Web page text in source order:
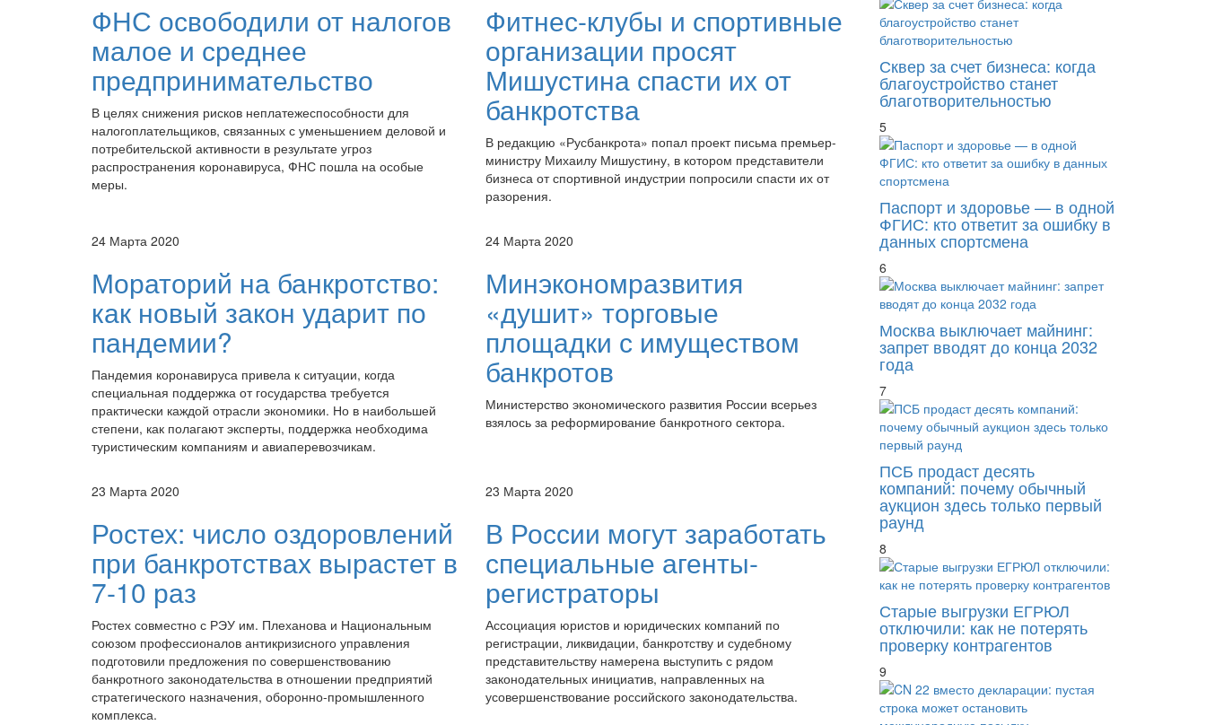
ФНС освободили от налогов
малое и среднее
предпринимательство
В целях снижения рисков неплатежеспособности для
налогоплательщиков, связанных с уменьшением деловой и
потребительской активности в результате угроз
распространения коронавируса, ФНС пошла на особые
меры.
Фитнес-клубы и спортивные
организации просят
Мишустина спасти их от
банкротства
В редакцию «Русбанкрота» попал проект письма премьер-
министру Михаилу Мишустину, в котором представители
бизнеса от спортивной индустрии попросили спасти их от
разорения.
24 Марта 2020
Мораторий на банкротство:
как новый закон ударит по
пандемии?
Пандемия коронавируса привела к ситуации, когда
специальная поддержка от государства требуется
практически каждой отрасли экономики. Но в наибольшей
степени, как полагают эксперты, поддержка необходима
туристическим компаниям и авиаперевозчикам.
24 Марта 2020
Минэкономразвития
«душит» торговые
площадки с имуществом
банкротов
Министерство экономического развития России всерьез
взялось за реформирование банкротного сектора.
23 Марта 2020
Ростех: число оздоровлений
при банкротствах вырастет в
7-10 раз
Ростех совместно с РЭУ им. Плеханова и Национальным
союзом профессионалов антикризисного управления
подготовили предложения по совершенствованию
банкротного законодательства в отношении предприятий
стратегического назначения, оборонно-промышленного
комплекса.
23 Марта 2020
В России могут заработать
специальные агенты-
регистраторы
Ассоциация юристов и юридических компаний по
регистрации, ликвидации, банкротству и судебному
представительству намерена выступить с рядом
законодательных инициатив, направленных на
усовершенствование российского законодательства.
Сквер за счет бизнеса: когда
благоустройство станет
благотворительностью
5
Паспорт и здоровье — в одной
ФГИС: кто ответит за ошибку в
данных спортсмена
6
Москва выключает майнинг:
запрет вводят до конца 2032
года
7
ПСБ продаст десять
компаний: почему обычный
аукцион здесь только первый
раунд
8
Старые выгрузки ЕГРЮЛ
отключили: как не потерять
проверку контрагентов
9